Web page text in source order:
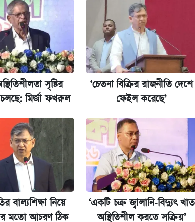
বিরুদ্ধে ব্যবস্থা
সৃষ্টির
মির্জা ফখরুল
‘চেতনা বিক্রির রাজনীতি দেশে
ফেইল করেছে’
বাল্যশিক্ষা নিয়ে
মতো আচরণ ঠিক
‘একটি চক্র জ্বালানি-বিদ্যুৎ খাত
অস্থিতিশীল করতে সক্রিয়’